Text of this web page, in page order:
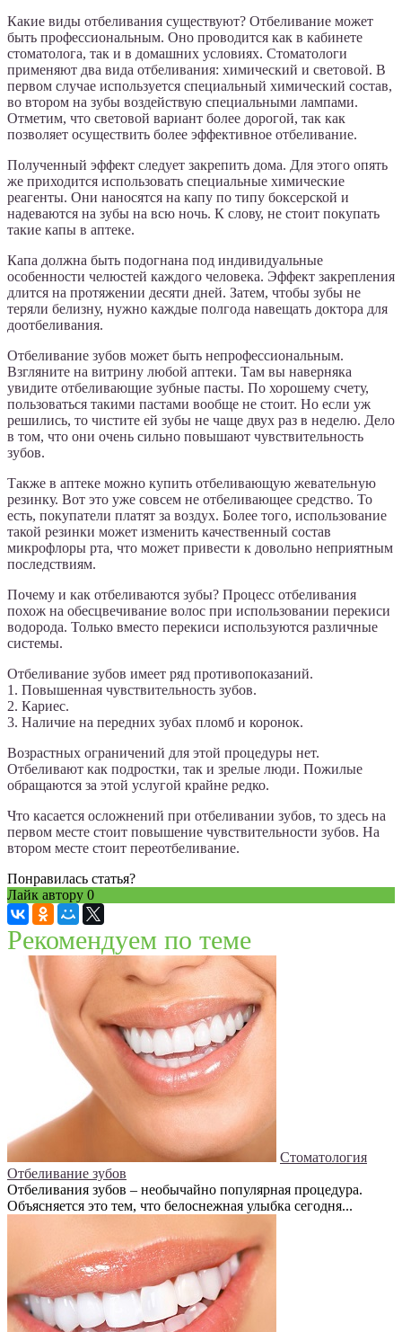
Какие виды отбеливания существуют? Отбеливание может
быть профессиональным. Оно проводится как в кабинете
стоматолога, так и в домашних условиях. Стоматологи
применяют два вида отбеливания: химический и световой. В
первом случае используется специальный химический состав,
во втором на зубы воздействую специальными лампами.
Отметим, что световой вариант более дорогой, так как
позволяет осуществить более эффективное отбеливание.
Полученный эффект следует закрепить дома. Для этого опять
же приходится использовать специальные химические
реагенты. Они наносятся на капу по типу боксерской и
надеваются на зубы на всю ночь. К слову, не стоит покупать
такие капы в аптеке.
Капа должна быть подогнана под индивидуальные
особенности челюстей каждого человека. Эффект закрепления
длится на протяжении десяти дней. Затем, чтобы зубы не
теряли белизну, нужно каждые полгода навещать доктора для
доотбеливания.
Отбеливание зубов может быть непрофессиональным.
Взгляните на витрину любой аптеки. Там вы наверняка
увидите отбеливающие зубные пасты. По хорошему счету,
пользоваться такими пастами вообще не стоит. Но если уж
решились, то чистите ей зубы не чаще двух раз в неделю. Дело
в том, что они очень сильно повышают чувствительность
зубов.
Также в аптеке можно купить отбеливающую жевательную
резинку. Вот это уже совсем не отбеливающее средство. То
есть, покупатели платят за воздух. Более того, использование
такой резинки может изменить качественный состав
микрофлоры рта, что может привести к довольно неприятным
последствиям.
Почему и как отбеливаются зубы? Процесс отбеливания
похож на обесцвечивание волос при использовании перекиси
водорода. Только вместо перекиси используются различные
системы.
Отбеливание зубов имеет ряд противопоказаний.
1. Повышенная чувствительность зубов.
2. Кариес.
3. Наличие на передних зубах пломб и коронок.
Возрастных ограничений для этой процедуры нет.
Отбеливают как подростки, так и зрелые люди. Пожилые
обращаются за этой услугой крайне редко.
Что касается осложнений при отбеливании зубов, то здесь на
первом месте стоит повышение чувствительности зубов. На
втором месте стоит переотбеливание.
Понравилась статья?
Лайк автору 0
Рекомендуем по теме
Стоматология
Отбеливание зубов
Отбеливания зубов – необычайно популярная процедура.
Объясняется это тем, что белоснежная улыбка сегодня...